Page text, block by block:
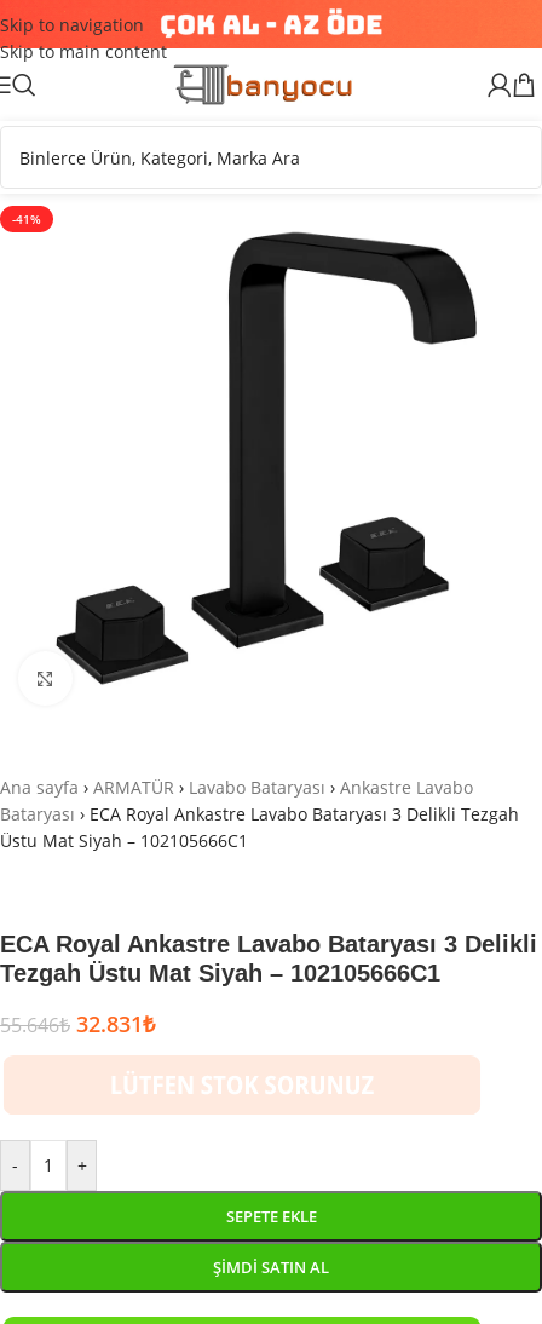
Skip to navigation
Skip to main content
-41%
Büyütmek için tıklayın
Ana sayfa › ARMATÜR › Lavabo Bataryası › Ankastre Lavabo
Bataryası › ECA Royal Ankastre Lavabo Bataryası 3 Delikli Tezgah
Üstu Mat Siyah – 102105666C1
ECA Royal Ankastre Lavabo Bataryası 3 Delikli
Tezgah Üstu Mat Siyah – 102105666C1
55.646₺ 32.831₺
- +
SEPETE EKLE
ŞIMDI SATIN AL